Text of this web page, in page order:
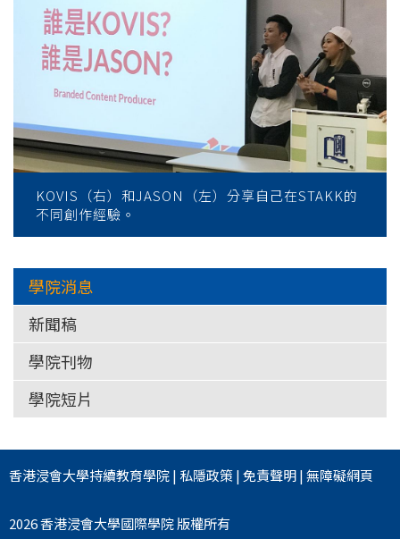
KOVIS（右）和JASON（左）分享自己在STAKK的
不同創作經驗。
學院消息
新聞稿
學院刊物
學院短片
香港浸會大學持續教育學院| 私隱政策|免責聲明|無障礙網頁
2026 香港浸會大學國際學院 版權所有